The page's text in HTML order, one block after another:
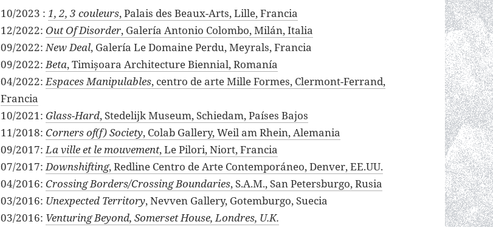
10/2023 : 1, 2, 3 couleurs, Palais des Beaux-Arts, Lille, Francia
12/2022: Out Of Disorder, Galería Antonio Colombo, Milán, Italia
09/2022:New Deal, Galería Le Domaine Perdu, Meyrals, Francia
09/2022:Beta, Timișoara Architecture Biennial, Romanía
04/2022:Espaces Manipulables, centro de arte Mille Formes, Clermont-Ferrand,
Francia
10/2021: Glass-Hard, Stedelijk Museum, Schiedam, Países Bajos
11/2018: Corners of(f) Society, Colab Gallery, Weil am Rhein, Alemania
09/2017:La ville et le mouvement, Le Pilori, Niort, Francia
07/2017:Downshifting, Redline Centro de Arte Contemporáneo, Denver, EE.UU.
04/2016: Crossing Borders/Crossing Boundaries, S.A.M., San Petersburgo, Rusia
03/2016: Unexpected Territory, Nevven Gallery, Gotemburgo, Suecia
03/2016: Venturing Beyond, Somerset House, Londres, U.K.